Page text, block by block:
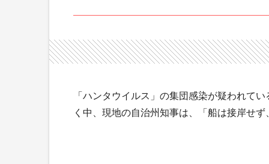
「ハンタウイルス」の集団感染が疑われて
く中、現地の自治州知事は、「船は接岸せ